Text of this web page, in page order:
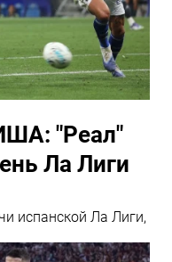
"Реал"
Ла Лиги
испанской Ла Лиги,